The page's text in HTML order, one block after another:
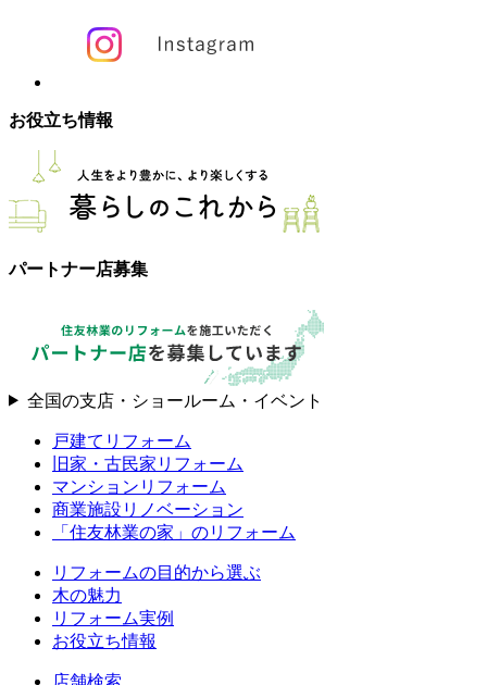
お役立ち情報
パートナー店募集
全国の支店・ショールーム・イベント
戸建てリフォーム
旧家・古民家リフォーム
マンションリフォーム
商業施設リノベーション
「住友林業の家」のリフォーム
リフォームの目的から選ぶ
木の魅力
リフォーム実例
お役立ち情報
店舗検索